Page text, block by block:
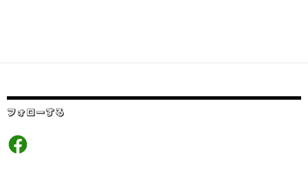
フォローする
Facebook